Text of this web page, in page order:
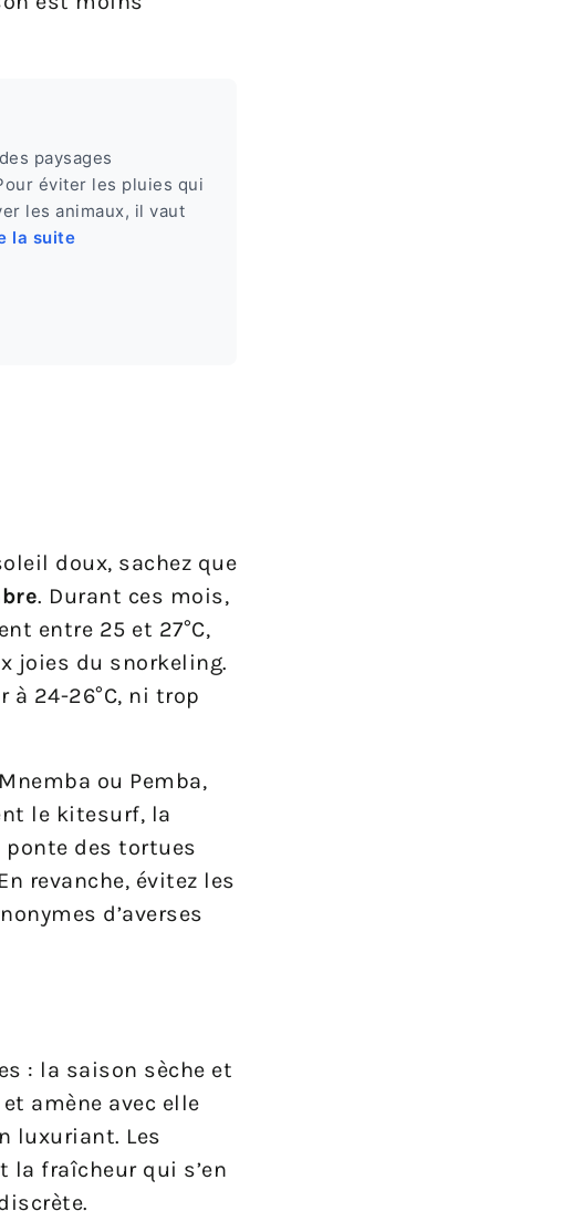
paysages
éviter les pluies qui
les animaux, il vaut
la suite
doux, sachez que
. Durant ces mois,
entre 25 et 27°C,
joies du snorkeling.
24-26°C, ni trop
ou Pemba,
le kitesurf, la
ponte des tortues
revanche, évitez les
d’averses
: la saison sèche et
amène avec elle
luxuriant. Les
la fraîcheur qui s’en